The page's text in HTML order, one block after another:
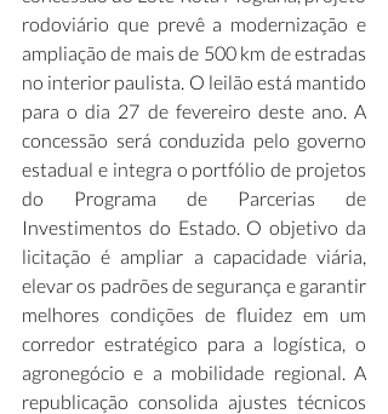
rodoviário que prevê a modernização e
ampliação de mais de 500 km de estradas
no interior paulista. O leilão está mantido
para o dia 27 de fevereiro deste ano. A
concessão será conduzida pelo governo
estadual e integra o portfólio de projetos
do Programa de Parcerias de
Investimentos do Estado. O objetivo da
licitação é ampliar a capacidade viária,
elevar os padrões de segurança e garantir
melhores condições de fluidez em um
corredor estratégico para a logística, o
agronegócio e a mobilidade regional. A
republicação consolida ajustes técnicos